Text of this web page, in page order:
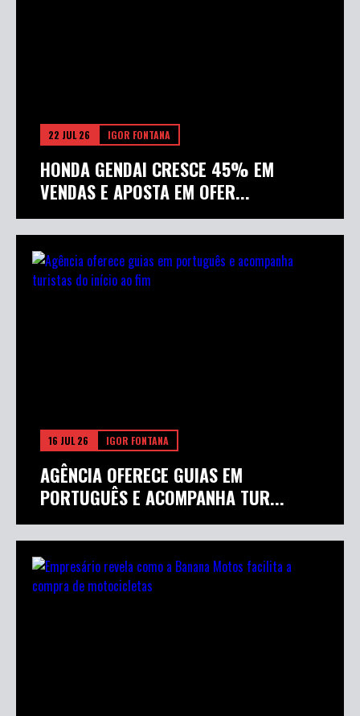
22 JUL 26 IGOR FONTANA
HONDA GENDAI CRESCE 45% EM
VENDAS E APOSTA EM OFER...
16 JUL 26 IGOR FONTANA
AGÊNCIA OFERECE GUIAS EM
PORTUGUÊS E ACOMPANHA TUR...